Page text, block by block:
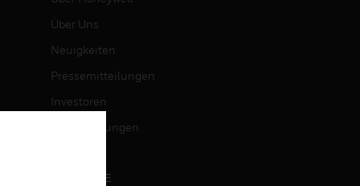
Über Uns
Neuigkeiten
Pressemitteilungen
Investoren
Veranstaltungen
KARRIERE